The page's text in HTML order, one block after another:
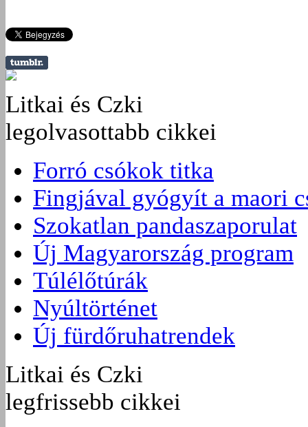
Litkai és Czki
legolvasottabb cikkei
Forró csókok titka
Fingjával gyógyít a maori
Szokatlan pandaszaporulat
Új Magyarország program
Túlélőtúrák
Nyúltörténet
Új fürdőruhatrendek
Litkai és Czki
legfrissebb cikkei